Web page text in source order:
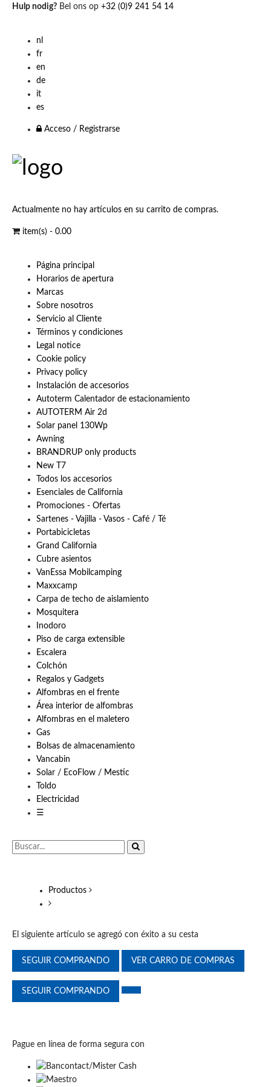
Hulp nodig? Bel ons op +32 (0)9 241 54 14
nl
fr
en
de
it
es
Acceso / Registrarse
Actualmente no hay artículos en su carrito de compras.
item(s) - 0.00
Página principal
Horarios de apertura
Marcas
Sobre nosotros
Servicio al Cliente
Términos y condiciones
Legal notice
Cookie policy
Privacy policy
Instalación de accesorios
Autoterm Calentador de estacionamiento
AUTOTERM Air 2d
Solar panel 130Wp
Awning
BRANDRUP only products
New T7
Todos los accesorios
Esenciales de California
Promociones - Ofertas
Sartenes - Vajilla - Vasos - Café / Té
Portabicicletas
Grand California
Cubre asientos
VanEssa Mobilcamping
Maxxcamp
Carpa de techo de aislamiento
Mosquitera
Inodoro
Piso de carga extensible
Escalera
Colchón
Regalos y Gadgets
Alfombras en el frente
Área interior de alfombras
Alfombras en el maletero
Gas
Bolsas de almacenamiento
Vancabin
Solar / EcoFlow / Mestic
Toldo
Electricidad
☰
Productos
El siguiente artículo se agregó con éxito a su cesta
SEGUIR COMPRANDO VER CARRO DE COMPRAS
SEGUIR COMPRANDO
Pague en línea de forma segura con